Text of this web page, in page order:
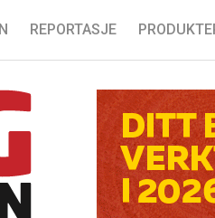
REPORTASJE